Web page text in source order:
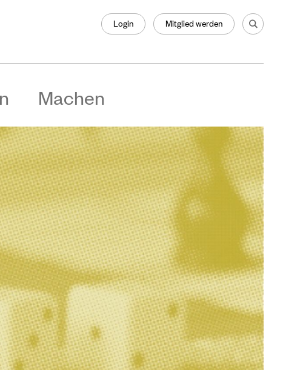
Login Mitglied werden
Machen